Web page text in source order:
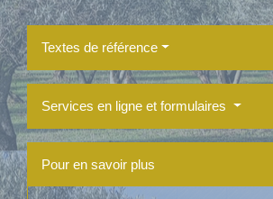
Textes de référence
Services en ligne et formulaires
Pour en savoir plus